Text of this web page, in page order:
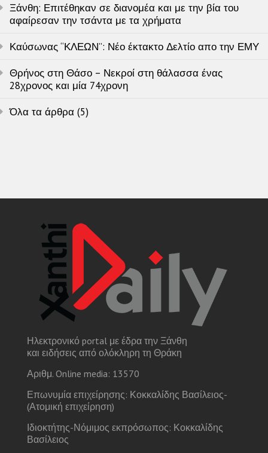
Ξάνθη: Επιτέθηκαν σε διανομέα και με την βία του
αφαίρεσαν την τσάντα με τα χρήματα
Καύσωνας “ΚΛΕΩΝ”: Νέο έκτακτο Δελτίο απο την ΕΜΥ
Θρήνος στη Θάσο – Νεκροί στη θάλασσα ένας
28χρονος και μία 74χρονη
Όλα τα άρθρα (5)
Ηλεκτρονικό portal με έδρα την Ξάνθη
και ειδήσεις από ολόκληρη τη Θράκη
Αριθμ. Online media: 13570
Επωνυμία επιχείρησης: Κοκκαλίδης Βασίλειος-
(Ατομική επιχείρηση)
Ιδιοκτήτης-Νόμιμος εκπρόσωπος: Κοκκαλίδης
Βασίλειος